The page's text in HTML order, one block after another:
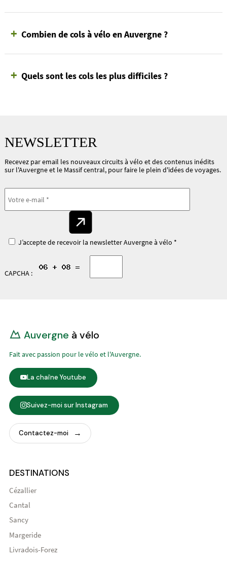
+ Combien de cols à vélo en Auvergne ?
+ Quels sont les cols les plus difficiles ?
NEWSLETTER
Recevez par email les nouveaux circuits à vélo et des contenus inédits
sur l'Auvergne et le Massif central, pour faire le plein d'idées de voyages.
J’accepte de recevoir la newsletter Auvergne à vélo *
CAPCHA :
Auvergne à vélo
Fait avec passion pour le vélo et l'Auvergne.
La chaîne Youtube
Suivez-moi sur Instagram
Contactez-moi
DESTINATIONS
Cézallier
Cantal
Sancy
Margeride
Livradois-Forez